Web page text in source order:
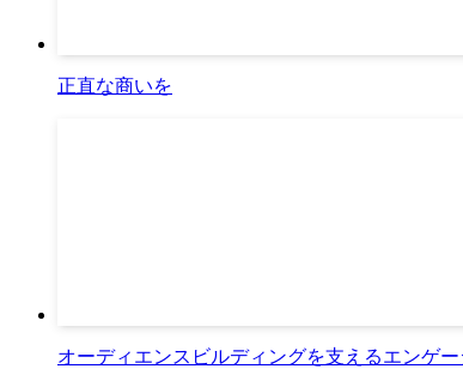
正直な商いを
オーディエンスビルディングを支えるエンゲ